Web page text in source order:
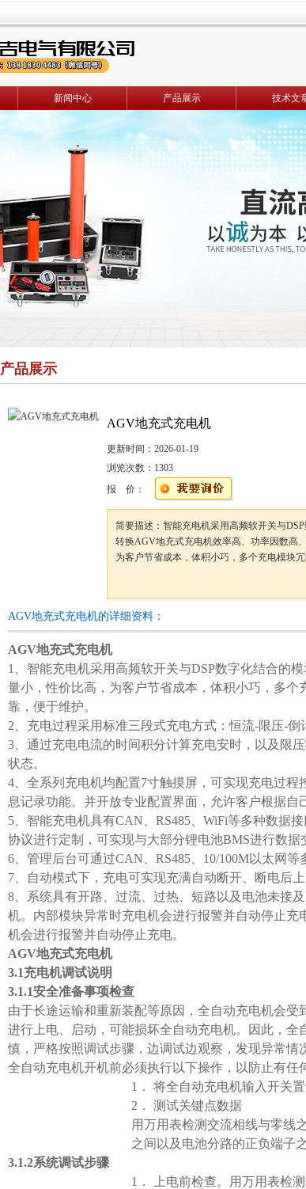
新闻中心 产品展示 技术文
产品展示
AGV地充式充电机
更新时间： 2026-01-19
浏览次数： 1303
报 价：
简要描述：智能充电机采用高频软开关与
转换AGV地充式充电机效率高、功率因数高
为客户节省成本，体积小巧，多个充电模块
AGV地充式充电机的详细资料：
AGV地充式充电机
1、智能充电机采用高频软开关与DSP数字化结合的
量小，性价比高，为客户节省成本，体积小巧，多
靠，便于维护。
2、充电过程采用标准三段式充电方式：恒流-限压-倒
3、通过充电电流的时间积分计算充电安时，以及限
状态。
4、全系列充电机均配置7寸触摸屏，可实现充电过
息记录功能。并开放专业配置界面，允许客户根据自
5、智能充电机具有CAN、RS485、WiFi等多种数据
协议进行定制，可实现与大部分锂电池BMS进行数据
6、管理后台可通过CAN、RS485、10/100M以太网
7、自动模式下，充电可实现充满自动断开、断电后上
8、系统具有开路、过流、过热、短路以及电池未接
机。内部模块异常时充电机会进行报警并自动停止
机会进行报警并自动停止充电。
AGV地充式充电机
3.1充电机调试说明
3.1.1安全准备事项检查
由于长途运输和重新装配等原因，全自动充电机会
进行上电、启动，可能损坏全自动充电机。因此，
慎，严格按照调试步骤，边调试边观察，发现异常情
全自动充电机开机前必须执行以下操作，以防止有任
1． 将全自动充电机输入开关
2． 测试关键点数据
用万用表检测交流相线与零线
之间以及电池分路的正负端子
3.1.2系统调试步骤
1． 上电前检查。用万用表检